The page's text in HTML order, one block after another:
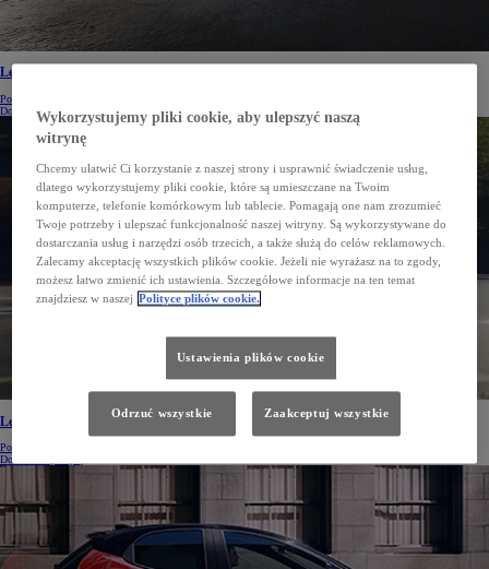
Leasing niższych rat
Poznaj ofertę Toyoty dopasowaną do potrzeb firm
Dowiedz się więcej
Leasing standardowy dla Twojej firmy
Poznaj ofertę Toyoty
Dowiedz się więcej
Wykorzystujemy pliki cookie, aby ulepszyć naszą
witrynę
Chcemy ułatwić Ci korzystanie z naszej strony i usprawnić świadczenie usług,
dlatego wykorzystujemy pliki cookie, które są umieszczane na Twoim
komputerze, telefonie komórkowym lub tablecie. Pomagają one nam zrozumieć
Twoje potrzeby i ulepszać funkcjonalność naszej witryny. Są wykorzystywane do
dostarczania usług i narzędzi osób trzecich, a także służą do celów reklamowych.
Zalecamy akceptację wszystkich plików cookie. Jeżeli nie wyrażasz na to zgody,
możesz łatwo zmienić ich ustawienia. Szczegółowe informacje na ten temat
znajdziesz w naszej Polityce plików cookie.
Ustawienia plików cookie
Odrzuć wszystkie Zaakceptuj wszystkie